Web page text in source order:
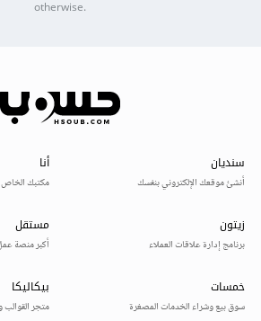
otherwise.